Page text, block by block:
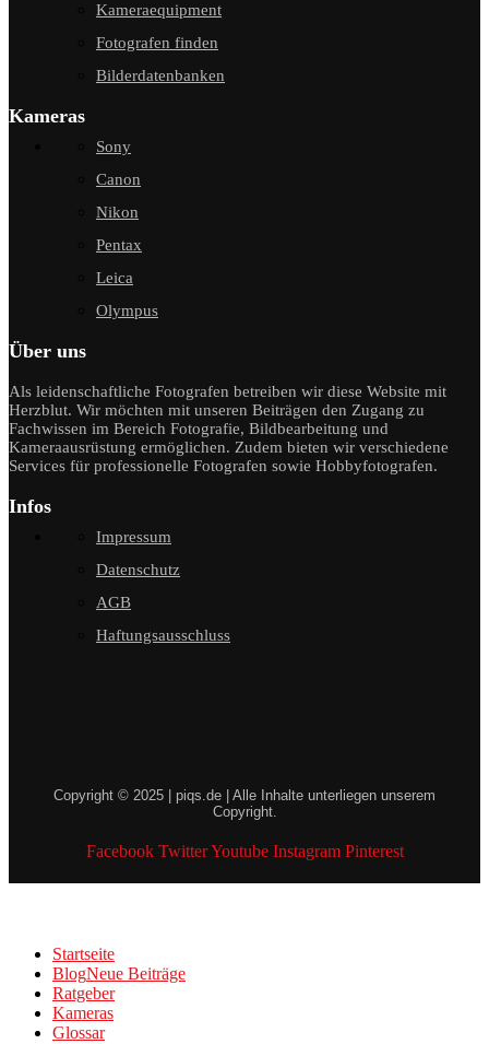
Kameraequipment
Fotografen finden
Bilderdatenbanken
Kameras
Sony
Canon
Nikon
Pentax
Leica
Olympus
Über uns
Als leidenschaftliche Fotografen betreiben wir diese Website mit
Herzblut. Wir möchten mit unseren Beiträgen den Zugang zu
Fachwissen im Bereich Fotografie, Bildbearbeitung und
Kameraausrüstung ermöglichen. Zudem bieten wir verschiedene
Services für professionelle Fotografen sowie Hobbyfotografen.
Infos
Impressum
Datenschutz
AGB
Haftungsausschluss
Copyright © 2025 | piqs.de | Alle Inhalte unterliegen unserem
Copyright.
Facebook Twitter Youtube Instagram Pinterest
Startseite
BlogNeue Beiträge
Ratgeber
Kameras
Glossar